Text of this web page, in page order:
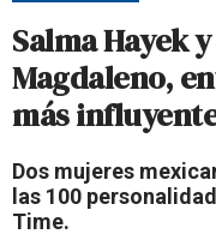
Salma Hayek
Magdaleno,
más
Dos mujeres
las 100
Time.